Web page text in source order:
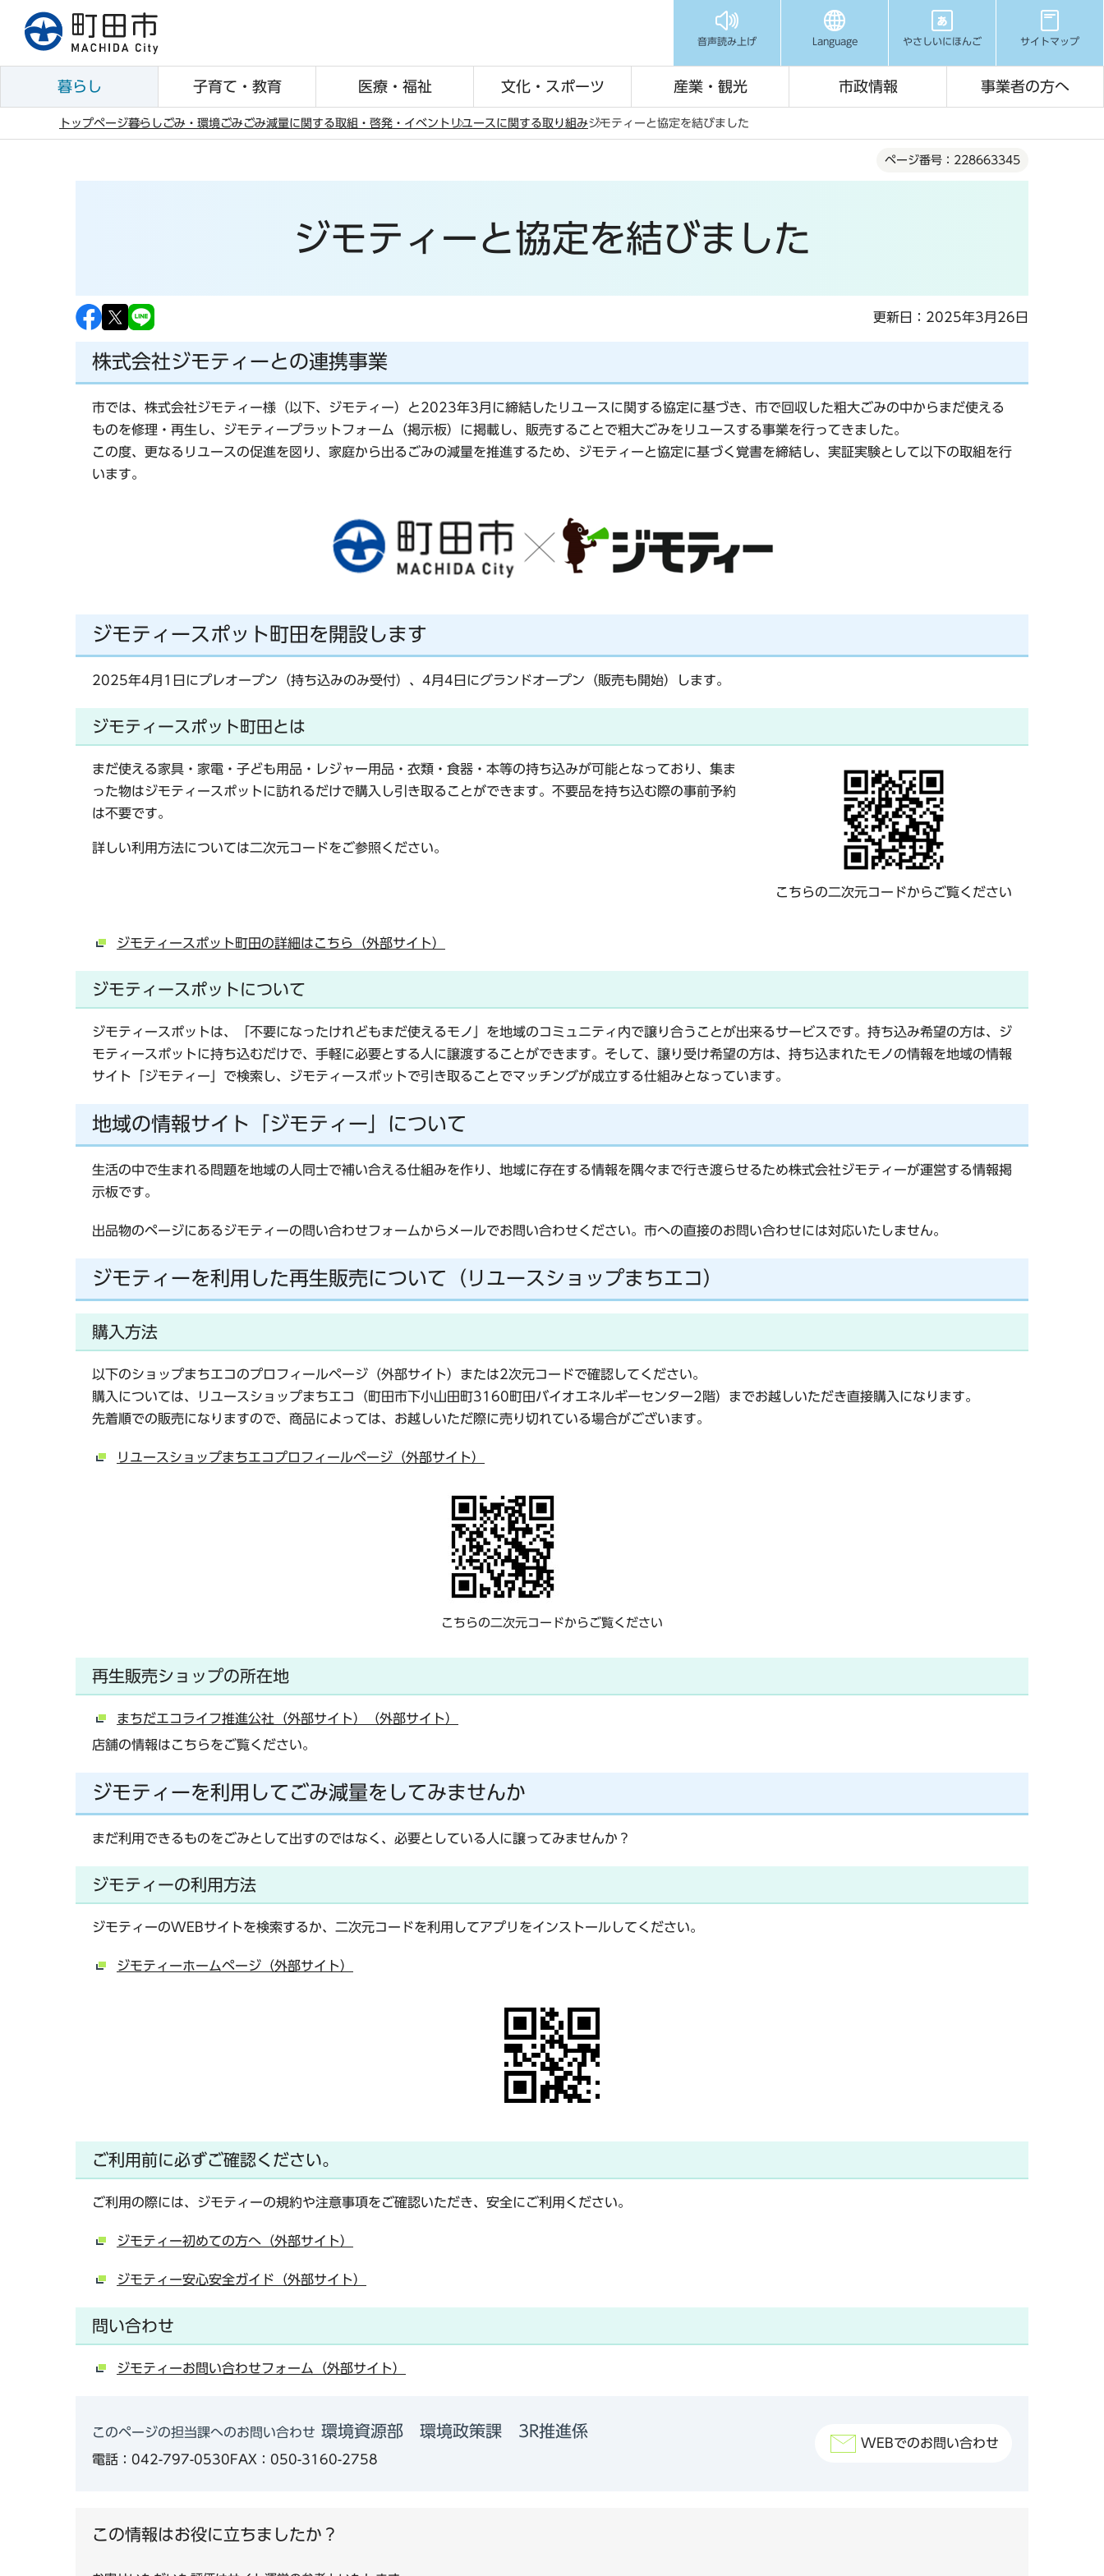
先
音声読み上げ Language やさしいにほんご サイトマップ
暮らし 子育て・教育 医療・福祉 文化・スポーツ 産業・観光 市政情報 事業者の方へ
トップページ暮らし ごみ・環境ごみごみ減量に関する取組・啓発・イベント リユースに関する取り組みジモティーと協定を結びました
ページ番号：228663345
ジモティーと協定を結びました
更新日：2025年3月26日
株式会社ジモティーとの連携事業
市では、株式会社ジモティー様（以下、ジモティー）と2023年3月に締結したリユースに関する協定に基づき、市で回収した粗大ごみの中からまだ使える
ものを修理・再生し、ジモティープラットフォーム（掲示板）に掲載し、販売することで粗大ごみをリユースする事業を行ってきました。
この度、更なるリユースの促進を図り、家庭から出るごみの減量を推進するため、ジモティーと協定に基づく覚書を締結し、実証実験として以下の取組を行
います。
ジモティースポット町田を開設します
2025年4月1日にプレオープン（持ち込みのみ受付）、4月4日にグランドオープン（販売も開始）します。
ジモティースポット町田とは
こちらの二次元コードからご覧ください
まだ使える家具・家電・子ども用品・レジャー用品・衣類・食器・本等の持ち込みが可能となっており、集ま
った物はジモティースポットに訪れるだけで購入し引き取ることができます。不要品を持ち込む際の事前予約
は不要です。
詳しい利用方法については二次元コードをご参照ください。
ジモティースポット町田の詳細はこちら（外部サイト）
ジモティースポットについて
ジモティースポットは、「不要になったけれどもまだ使えるモノ」を地域のコミュニティ内で譲り合うことが出来るサービスです。持ち込み希望の方は、ジ
モティースポットに持ち込むだけで、手軽に必要とする人に譲渡することができます。そして、譲り受け希望の方は、持ち込まれたモノの情報を地域の情報
サイト「ジモティー」で検索し、ジモティースポットで引き取ることでマッチングが成立する仕組みとなっています。
地域の情報サイト「ジモティー」について
生活の中で生まれる問題を地域の人同士で補い合える仕組みを作り、地域に存在する情報を隅々まで行き渡らせるため株式会社ジモティーが運営する情報掲
示板です。
出品物のページにあるジモティーの問い合わせフォームからメールでお問い合わせください。市への直接のお問い合わせには対応いたしません。
ジモティーを利用した再生販売について（リユースショップまちエコ）
購入方法
以下のショップまちエコのプロフィールページ（外部サイト）または2次元コードで確認してください。
購入については、リユースショップまちエコ（町田市下小山田町3160町田バイオエネルギーセンター2階）までお越しいただき直接購入になります。
先着順での販売になりますので、商品によっては、お越しいただ際に売り切れている場合がございます。
リユースショップまちエコプロフィールページ（外部サイト）
こちらの二次元コードからご覧ください
再生販売ショップの所在地
まちだエコライフ推進公社（外部サイト）（外部サイト）
店舗の情報はこちらをご覧ください。
ジモティーを利用してごみ減量をしてみませんか
まだ利用できるものをごみとして出すのではなく、必要としている人に譲ってみませんか？
ジモティーの利用方法
ジモティーのWEBサイトを検索するか、二次元コードを利用してアプリをインストールしてください。
ジモティーホームページ（外部サイト）
ご利用前に必ずご確認ください。
ご利用の際には、ジモティーの規約や注意事項をご確認いただき、安全にご利用ください。
ジモティー初めての方へ（外部サイト）
ジモティー安心安全ガイド（外部サイト）
問い合わせ
ジモティーお問い合わせフォーム（外部サイト）
このページの担当課へのお問い合わせ 環境資源部 環境政策課 3R推進係
電話：042-797-0530FAX：050-3160-2758
WEBでのお問い合わせ
この情報はお役に立ちましたか？